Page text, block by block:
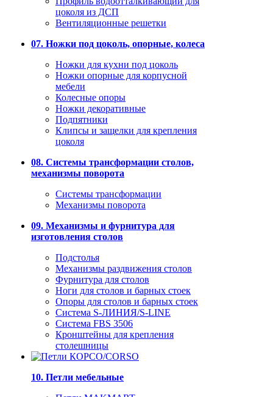
цоколя из ДСП
Вентиляционные решетки
07. Ножки под цоколь, опорные, колеса
Ножки для кухни под цоколь
Ножки опорные для корпусной
мебели
Колесные опоры
Ножки декоративные
Подпятники
Клипсы и защелки для крепления
цоколя
08. Системы трансформации столов,
механизмы поворота
Системы трансформации
Механизмы поворота
09. Механизмы и фурнитура для
изготовления столов
Подстолья
Механизмы раздвижения столов
Фурнитура для столов
Ноги для столов и барных стоек
Опоры для столов и барных стоек
Система S-ЛИНИЯ/S-LINE
Система FBS 3506
Кронштейны для крепления
столешницы
10. Петли мебельные